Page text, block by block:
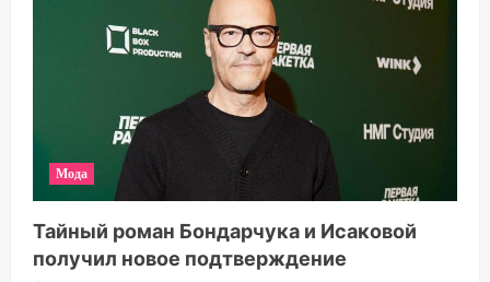
Мода
Тайный роман Бондарчука и Исаковой
получил новое подтверждение